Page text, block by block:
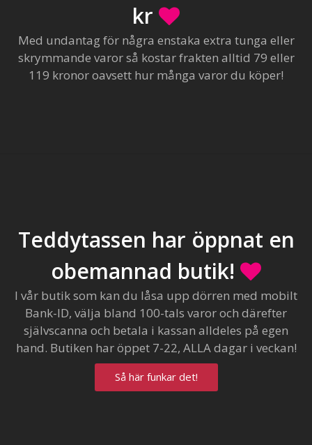
kr
Med undantag för några enstaka extra tunga eller
skrymmande varor så kostar frakten alltid 79 eller
119 kronor oavsett hur många varor du köper!
Teddytassen har öppnat en
obemannad butik!
I vår butik som kan du låsa upp dörren med mobilt
Bank-ID, välja bland 100-tals varor och därefter
självscanna och betala i kassan alldeles på egen
hand. Butiken har öppet 7-22, ALLA dagar i veckan!
Så här funkar det!